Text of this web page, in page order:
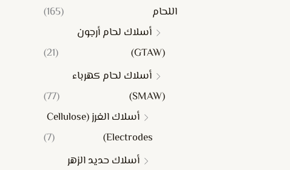
اللحام
(165)
أسلاك لحام أرجون
(GTAW)
(21)
أسلاك لحام كهرباء
(SMAW)
(77)
أسلاك الغرز (Cellulose
Electrodes)
(7)
أسلاك حديد الزهر